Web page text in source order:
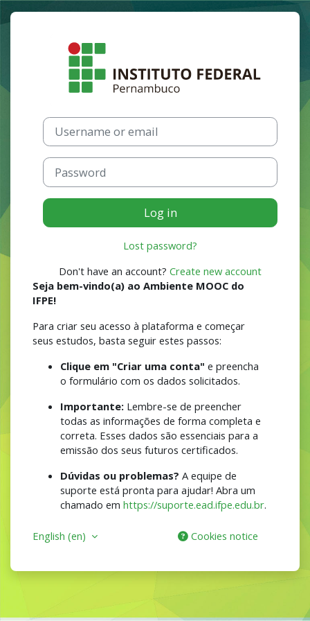
Skip to create new account
Username or email
Password
Log in
Lost password?
Don't have an account? Create new account
Seja bem-vindo(a) ao Ambiente MOOC do
IFPE!
Para criar seu acesso à plataforma e começar
seus estudos, basta seguir estes passos:
Clique em "Criar uma conta" e preencha
o formulário com os dados solicitados.
Importante: Lembre-se de preencher
todas as informações de forma completa e
correta. Esses dados são essenciais para a
emissão dos seus futuros certificados.
Dúvidas ou problemas? A equipe de
suporte está pronta para ajudar! Abra um
chamado em https://suporte.ead.ifpe.edu.br.
English ‎(en)‎ Cookies notice